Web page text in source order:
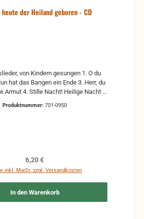
der Heiland geboren - CD
von Kindern gesungen 1. O du
hat das Bangen ein Ende 3. Herr, du
Armut 4. Stille Nacht! Heilige Nacht 5.
wachten nachts bei der Herde 6. In
Produktnummer: 701-0950
Regulärer Preis:
6,20 €
inkl. MwSt. zzgl. Versandkosten
In den Warenkorb